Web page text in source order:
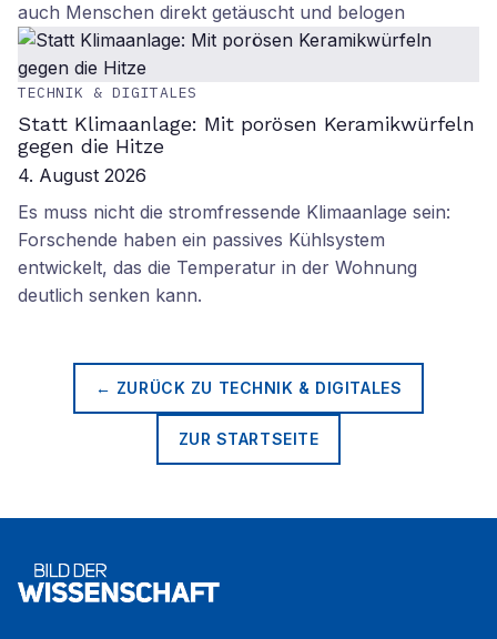
auch Menschen direkt getäuscht und belogen
TECHNIK & DIGITALES
Statt Klimaanlage: Mit porösen Keramikwürfeln
gegen die Hitze
4. August 2026
Es muss nicht die stromfressende Klimaanlage sein:
Forschende haben ein passives Kühlsystem
entwickelt, das die Temperatur in der Wohnung
deutlich senken kann.
← ZURÜCK ZU TECHNIK & DIGITALES
ZUR STARTSEITE